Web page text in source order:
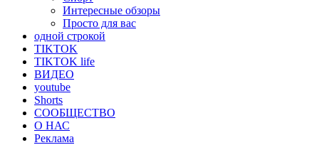
Интересные обзоры
Просто для вас
одной строкой
TIKTOK
TIKTOK life
ВИДЕО
youtube
Shorts
СООБЩЕСТВО
О НАС
Реклама